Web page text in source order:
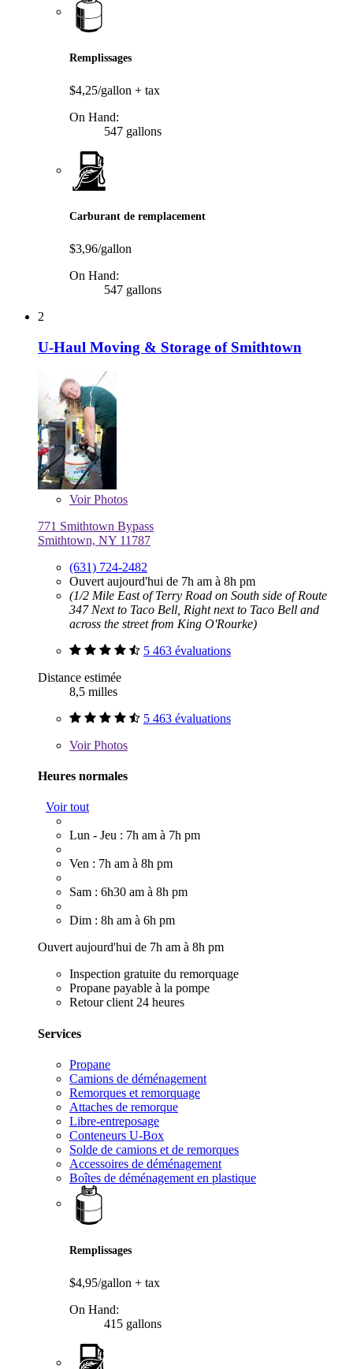
Remplissages
$4,25/gallon + tax
On Hand:
547 gallons
Carburant de remplacement
$3,96/gallon
On Hand:
547 gallons
2
U-Haul Moving & Storage of Smithtown
VoirPhotos
771 Smithtown Bypass
Smithtown, NY 11787
(631) 724-2482
Ouvert aujourd'hui de 7h am à 8h pm
(1/2 Mile East of Terry Road on South side of Route
347 Next to Taco Bell, Right next to Taco Bell and
across the street from King O'Rourke)
5 463 évaluations
Distance estimée
8,5 milles
5 463 évaluations
VoirPhotos
Heures normales
Voir tout
Lun - Jeu : 7h am à 7h pm
Ven : 7h am à 8h pm
Sam : 6h30 am à 8h pm
Dim : 8h am à 6h pm
Ouvert aujourd'hui de 7h am à 8h pm
Inspection gratuite du remorquage
Propane payable à la pompe
Retour client 24 heures
Services
Propane
Camions de déménagement
Remorques et remorquage
Attaches de remorque
Libre-entreposage
Conteneurs U-Box
Solde de camions et de remorques
Accessoires de déménagement
Boîtes de déménagement en plastique
Remplissages
$4,95/gallon + tax
On Hand:
415 gallons